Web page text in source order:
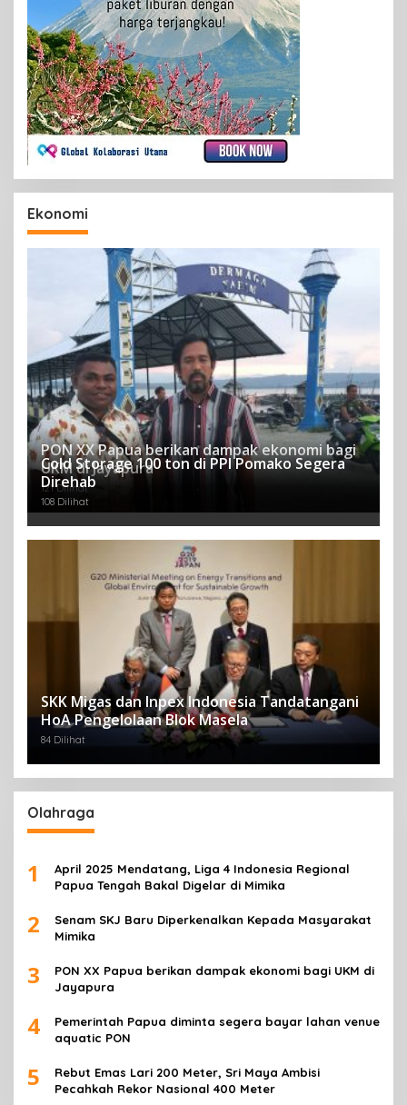
Ekonomi
PON XX Papua berikan dampak ekonomi bagi
UKM di Jayapura
121 Dilihat
Cold Storage 100 ton di PPI Pomako Segera
Direhab
108 Dilihat
SKK Migas dan Inpex Indonesia Tandatangani
HoA Pengelolaan Blok Masela
84 Dilihat
Olahraga
1
April 2025 Mendatang, Liga 4 Indonesia Regional
Papua Tengah Bakal Digelar di Mimika
2
Senam SKJ Baru Diperkenalkan Kepada Masyarakat
Mimika
3
PON XX Papua berikan dampak ekonomi bagi UKM di
Jayapura
4
Pemerintah Papua diminta segera bayar lahan venue
aquatic PON
5
Rebut Emas Lari 200 Meter, Sri Maya Ambisi
Pecahkah Rekor Nasional 400 Meter